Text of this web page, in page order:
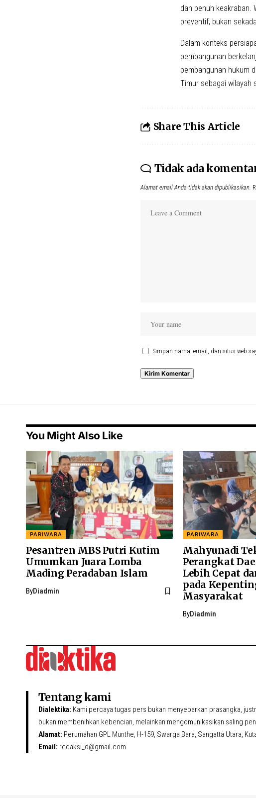
dan penuh keakraban.
preventif, bukan
Dalam konteks
pembangunan
pembangunan hukum
Timur sebagai wilayah
Share This Article
Tidak ada
Alamat email Anda tidak akan dipublikasikan.
Simpan nama, email, dan situs web
You Might Also Like
PARIWARA
Pesantren MBS Putri Kutim
Umumkan Juara Lomba
Mading Peradaban Islam
ByDiadmin
PARIWARA
Mahyunadi
Perangkat
Lebih Cepat
pada
Masyarakat
ByDiadmin
Tentang kami
Dialektika: Kami percaya tugas pers bukan menyebarkan prasangka,
bukan membenihkan kebencian, melainkan mengomunikasikan saling
Alamat: Perumahan GPL Munthe, H-159, Swarga Bara, Sangatta Utara,
Email: redaksi_d@gmail.com